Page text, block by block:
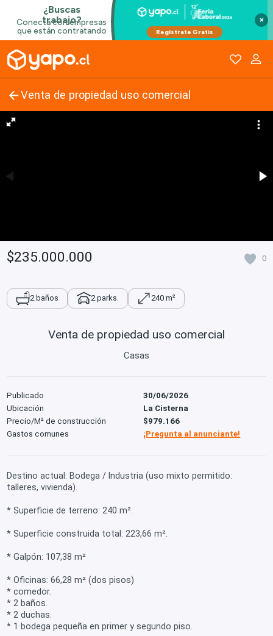
×
Venta de propiedad uso comercial
$235.000.000 0
2 baños 2 parks. 240 m²
Venta de propiedad uso comercial
Casas
Publicado
30/06/2026
Ubicación
La Cisterna
Precio/M² de construcción
$979.166
Gastos comunes
¡Pregunta al anunciante!
Destino actual: Bodega / Industria (uso mixto permitido:
talleres, vivienda).
* Superficie de terreno: 240 m².
* Superficie construida total: 223,66 m².
* Galpón: 107,38 m²
* Oficinas: 66,28 m² (dos pisos)
* comedor.
* 2 baños.
* 2 duchas.
* 1 bodega pequeña en primer y segundo piso.